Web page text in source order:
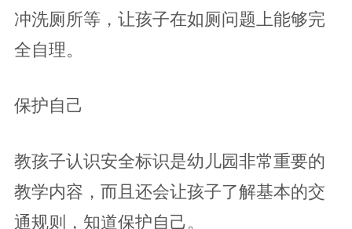
冲洗厕所等，让孩子在如厕问题上能够完
全自理。
保护自己
教孩子认识安全标识是幼儿园非常重要的
教学内容，而且还会让孩子了解基本的交
通规则，知道保护自己。